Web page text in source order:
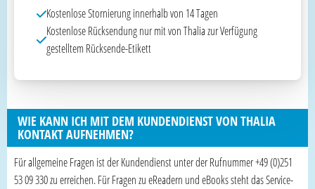
Kostenlose Stornierung innerhalb von 14 Tagen
Kostenlose Rücksendung nur mit von Thalia zur Verfügung
gestelltem Rücksende-Etikett
WIE KANN ICH MIT DEM KUNDENDIENST VON THALIA
KONTAKT AUFNEHMEN?
Für allgemeine Fragen ist der Kundendienst unter der Rufnummer +49 (0)251
53 09 330 zu erreichen. Für Fragen zu eReadern und eBooks steht das Service-